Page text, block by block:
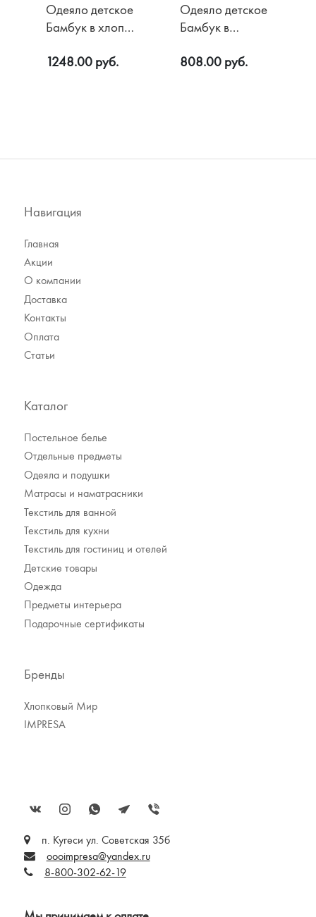
Одеяло детское
Бамбук в хлопке
110х140
1248.00 руб.
Одеяло детское
Бамбук в
200 гр/м2
808.00 руб.
Навигация
Главная
Акции
О компании
Доставка
Контакты
Оплата
Статьи
Каталог
Постельное белье
Отдельные предметы
Одеяла и подушки
Матрасы и наматрасники
Текстиль для ванной
Текстиль для кухни
Текстиль для гостиниц и отелей
Детские товары
Одежда
Предметы интерьера
Подарочные сертификаты
Бренды
Хлопковый Мир
IMPRESA
п. Кугеси ул. Советская 35б
oooimpresa@yandex.ru
8-800-302-62-19